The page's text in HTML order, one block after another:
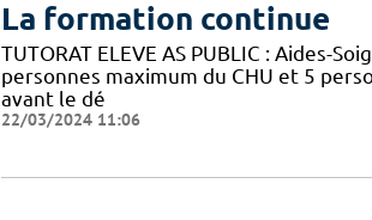
La formation continue
TUTORAT ELEVE AS PUBLIC : Aides-
personnes maximum du CHU et 5
avant le dé
22/03/2024 11:06